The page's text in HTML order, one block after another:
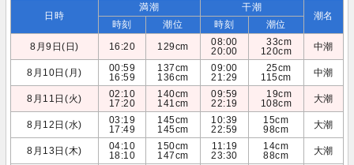
日時
満潮 干潮
潮名
時刻 潮位 時刻
潮位
8月9日(日)
16:20 129cm
08:00
20:00
33cm
120cm
中潮
8月10日(月)
00:59
16:59
137cm
136cm
09:00
21:29
25cm
115cm
中潮
8月11日(火)
02:10
17:20
140cm
141cm
09:59
22:19
19cm
108cm
大潮
8月12日(水)
03:19
17:49
145cm
145cm
10:39
22:59
15cm
98cm
大潮
8月13日(木)
04:10
18:10
150cm
147cm
11:19
23:30
14cm
88cm
大潮